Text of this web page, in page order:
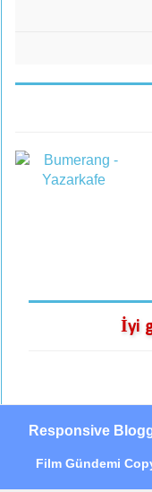
İyi
Responsive
Film Gündemi